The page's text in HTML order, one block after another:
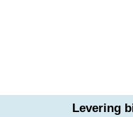
Levering